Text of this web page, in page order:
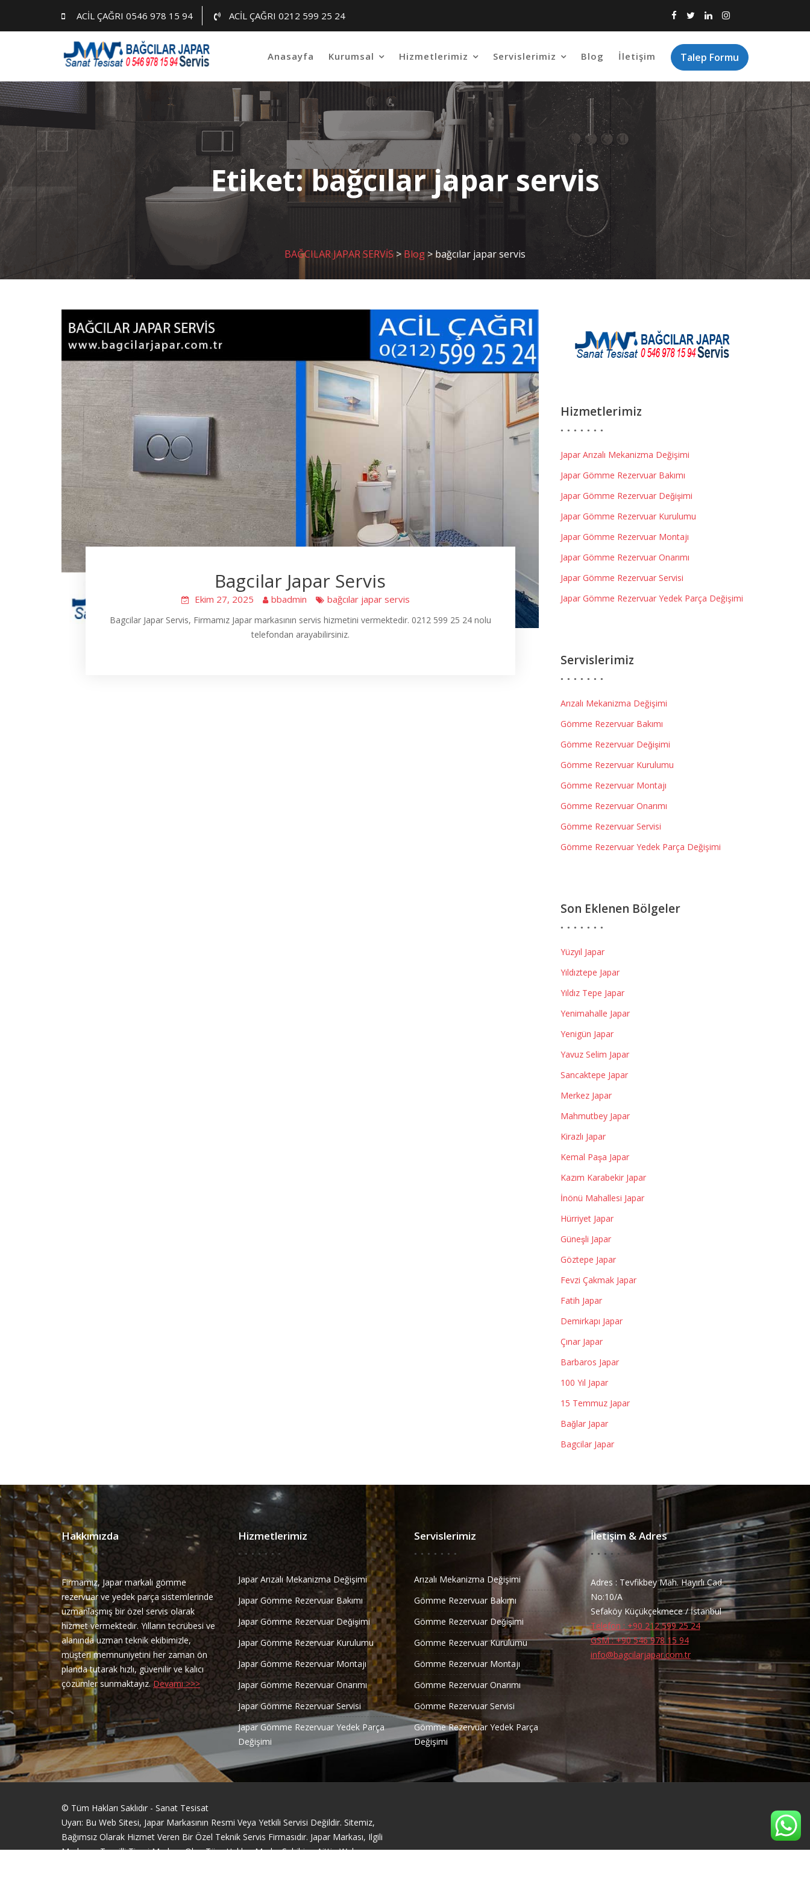
content
ACİL ÇAĞRI 0546 978 15 94 ACİL ÇAĞRI 0212 599 25 24
Talep Formu
Anasayfa Kurumsal Hizmetlerimiz Servislerimiz Blog İletişim
Etiket:bağcılar japar servis
BAĞCILAR JAPAR SERVİS>Blog>bağcılar japar servis
Bagcilar Japar Servis
Ekim 27, 2025 bbadmin bağcılar japar servis
Bagcilar Japar Servis, Firmamız Japar markasının servis hizmetini vermektedir. 0212 599 25 24 nolu
telefondan arayabilirsiniz.
Hizmetlerimiz
Japar Arızalı Mekanizma Değişimi
Japar Gömme Rezervuar Bakımı
Japar Gömme Rezervuar Değişimi
Japar Gömme Rezervuar Kurulumu
Japar Gömme Rezervuar Montajı
Japar Gömme Rezervuar Onarımı
Japar Gömme Rezervuar Servisi
Japar Gömme Rezervuar Yedek Parça Değişimi
Servislerimiz
Arızalı Mekanizma Değişimi
Gömme Rezervuar Bakımı
Gömme Rezervuar Değişimi
Gömme Rezervuar Kurulumu
Gömme Rezervuar Montajı
Gömme Rezervuar Onarımı
Gömme Rezervuar Servisi
Gömme Rezervuar Yedek Parça Değişimi
Son Eklenen Bölgeler
Yüzyıl Japar
Yıldıztepe Japar
Yıldız Tepe Japar
Yenimahalle Japar
Yenigün Japar
Yavuz Selim Japar
Sancaktepe Japar
Merkez Japar
Mahmutbey Japar
Kirazlı Japar
Kemal Paşa Japar
Kazım Karabekir Japar
İnönü Mahallesi Japar
Hürriyet Japar
Güneşli Japar
Göztepe Japar
Fevzi Çakmak Japar
Fatih Japar
Demirkapı Japar
Çınar Japar
Barbaros Japar
100 Yıl Japar
15 Temmuz Japar
Bağlar Japar
Bagcilar Japar
Hakkımızda
Firmamız, Japar markalı gömme
rezervuar ve yedek parça sistemlerinde
uzmanlaşmış bir özel servis olarak
hizmet vermektedir. Yılların tecrübesi ve
alanında uzman teknik ekibimizle,
müşteri memnuniyetini her zaman ön
planda tutarak hızlı, güvenilir ve kalıcı
çözümler sunmaktayız. Devamı >>>
Hizmetlerimiz
Japar Arızalı Mekanizma Değişimi
Japar Gömme Rezervuar Bakımı
Japar Gömme Rezervuar Değişimi
Japar Gömme Rezervuar Kurulumu
Japar Gömme Rezervuar Montajı
Japar Gömme Rezervuar Onarımı
Japar Gömme Rezervuar Servisi
Japar Gömme Rezervuar Yedek Parça
Değişimi
Servislerimiz
Arızalı Mekanizma Değişimi
Gömme Rezervuar Bakımı
Gömme Rezervuar Değişimi
Gömme Rezervuar Kurulumu
Gömme Rezervuar Montajı
Gömme Rezervuar Onarımı
Gömme Rezervuar Servisi
Gömme Rezervuar Yedek Parça
Değişimi
İletişim & Adres
Adres : Tevfikbey Mah. Hayırlı Cad.
No:10/A
Sefaköy Küçükçekmece / İstanbul
Telefon : +90 212 599 25 24
GSM : +90 546 978 15 94
info@bagcilarjapar.com.tr
© Tüm Hakları Saklıdır - Sanat Tesisat
Uyarı: Bu Web Sitesi, Japar Markasının Resmi Veya Yetkili Servisi Değildir. Sitemiz,
Bağımsız Olarak Hizmet Veren Bir Özel Teknik Servis Firmasıdır. Japar Markası, Ilgili
Markanın Tescilli Ticari Markası Olup Tüm Hakları Marka Sahibine Aittir. Web